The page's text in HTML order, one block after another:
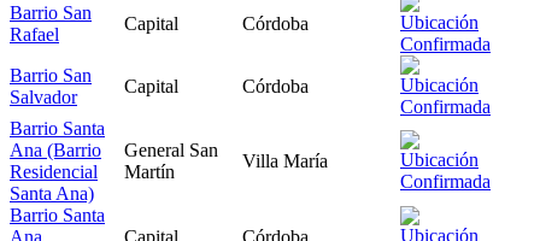
Barrio San
Rafael
Capital Córdoba
Barrio San
Salvador
Capital Córdoba
Barrio Santa
Ana (Barrio
Residencial
Santa Ana)
General San
Martín
Villa María
Barrio Santa
Ana
Capital Córdoba